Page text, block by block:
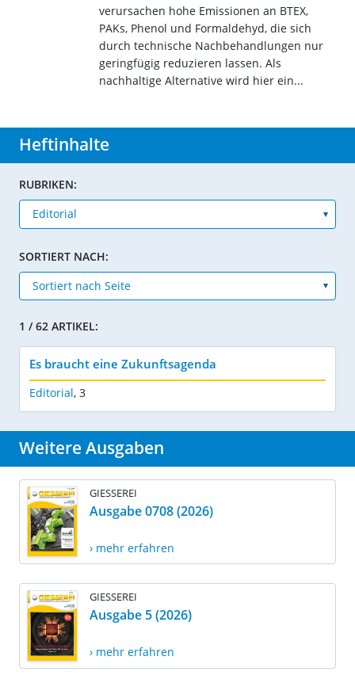
verursachen hohe Emissionen an BTEX,
PAKs, Phenol und Formaldehyd, die sich
durch technische Nachbehandlungen nur
geringfügig reduzieren lassen. Als
nachhaltige Alternative wird hier ein...
Heftinhalte
RUBRIKEN:
SORTIERT NACH:
1 / 62 ARTIKEL:
Es braucht eine Zukunftsagenda
Editorial, 3
Weitere Ausgaben
GIESSEREI
Ausgabe 0708 (2026)
› mehr erfahren
GIESSEREI
Ausgabe 5 (2026)
› mehr erfahren